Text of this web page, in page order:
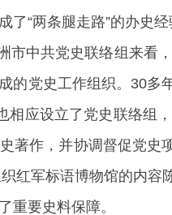
了“两条腿走路”的办史
市中共党史联络组来看
的党史工作组织。30
相应设立了党史联络组
著作，并协调督促党
红军标语博物馆的内
重要史料保障。